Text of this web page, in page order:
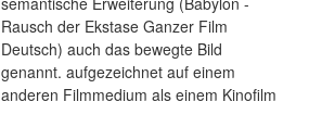
Rausch der Ekstase Ganzer Film
Deutsch) auch das bewegte Bild
genannt. aufgezeichnet auf einem
anderen Filmmedium als einem Kinofilm